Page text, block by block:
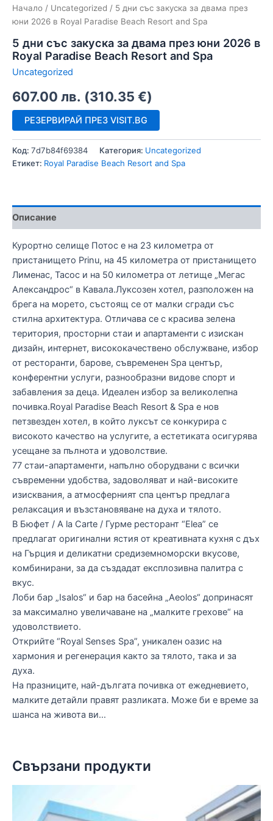
Начало / Uncategorized / 5 дни със закуска за двама през
юни 2026 в Royal Paradise Beach Resort and Spa
5 дни със закуска за двама през юни 2026 в
Royal Paradise Beach Resort and Spa
Uncategorized
607.00 лв. (310.35 €)
РЕЗЕРВИРАЙ ПРЕЗ VISIT.BG
Код: 7d7b84f69384 Категория: Uncategorized
Етикет: Royal Paradise Beach Resort and Spa
Описание
Курортно селище Потос е на 23 километра от
пристанището Prinu, на 45 километра от пристанището
Лименас, Тасос и на 50 километра от летище „Мегас
Александрос“ в Кавала.Луксозен хотел, разположен на
брега на морето, състоящ се от малки сгради със
стилна архитектура. Отличава се с красива зелена
територия, просторни стаи и апартаменти с изискан
дизайн, интернет, висококачествено обслужване, избор
от ресторанти, барове, съвременен Spa център,
конферентни услуги, разнообразни видове спорт и
забавления за деца. Идеален избор за великолепна
почивка.Royal Paradise Beach Resort & Spa е нов
петзвезден хотел, в който луксът се конкурира с
високото качество на услугите, а естетиката осигурява
усещане за пълнота и удоволствие.
77 стаи-апартаменти, напълно оборудвани с всички
съвременни удобства, задоволяват и най-високите
изисквания, а атмосферният спа център предлага
релаксация и възстановяване на духа и тялото.
В Бюфет / A la Carte / Гурме ресторант “Elea” се
предлагат оригинални ястия от креативната кухня с дъх
на Гърция и деликатни средиземноморски вкусове,
комбинирани, за да създадат експлозивна палитра с
вкус.
Лоби бар „Isalos“ и бар на басейна „Aeolos“ допринасят
за максимално увеличаване на „малките грехове“ на
удоволствието.
Открийте “Royal Senses Spa”, уникален оазис на
хармония и регенерация както за тялото, така и за
духа.
На празниците, най-дългата почивка от ежедневието,
малките детайли правят разликата. Може би е време за
шанса на живота ви…
Свързани продукти